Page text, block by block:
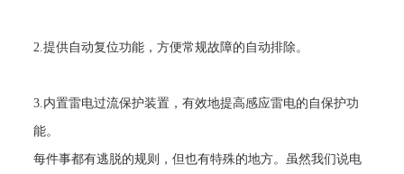
2.提供自动复位功能，方便常规故障的自动排除。
3.内置雷电过流保护装置，有效地提高感应雷电的自保护功
能。
每件事都有逃脱的规则，但也有特殊的地方。虽然我们说电